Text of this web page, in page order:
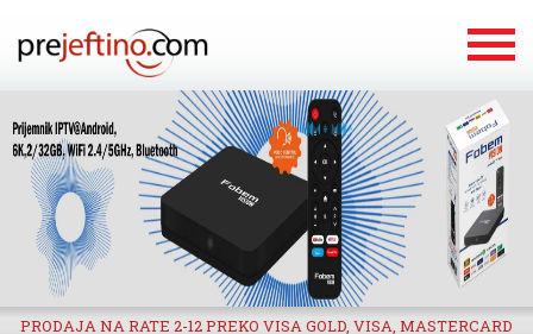
PRODAJA NA RATE 2-12 PREKO VISA GOLD, VISA, MASTERCARD